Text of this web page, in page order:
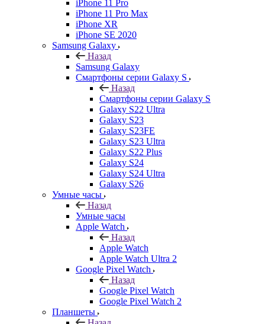
iPhone 11 Pro
iPhone 11 Pro Max
iPhone XR
iPhone SE 2020
Samsung Galaxy
Назад
Samsung Galaxy
Смартфоны серии Galaxy S
Назад
Смартфоны серии Galaxy S
Galaxy S22 Ultra
Galaxy S23
Galaxy S23FE
Galaxy S23 Ultra
Galaxy S22 Plus
Galaxy S24
Galaxy S24 Ultra
Galaxy S26
Умные часы
Назад
Умные часы
Apple Watch
Назад
Apple Watch
Apple Watch Ultra 2
Google Pixel Watch
Назад
Google Pixel Watch
Google Pixel Watch 2
Планшеты